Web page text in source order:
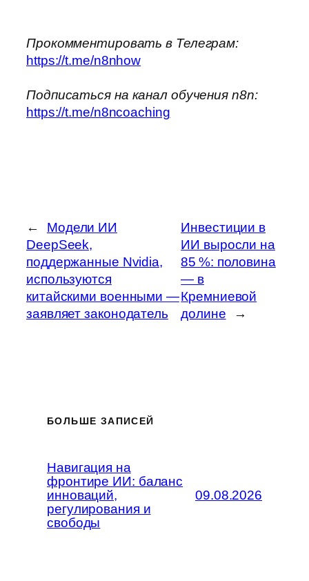
Прокомментировать в Телеграм:
https://t.me/n8nhow
Подписаться на канал обучения n8n:
https://t.me/n8ncoaching
←
Модели ИИ
DeepSeek,
поддержанные Nvidia,
используются
китайскими военными —
заявляет законодатель
Инвестиции в
ИИ выросли на
85 %: половина
— в
Кремниевой
долине
→
БОЛЬШЕ ЗАПИСЕЙ
Навигация на
фронтире ИИ: баланс
инноваций,
регулирования и
свободы
09.08.2026